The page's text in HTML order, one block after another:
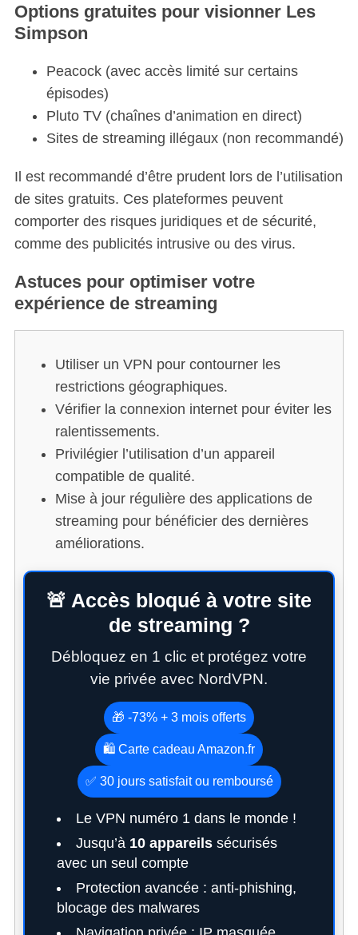
Options gratuites pour visionner Les
Simpson
Peacock (avec accès limité sur certains
épisodes)
Pluto TV (chaînes d’animation en direct)
Sites de streaming illégaux (non recommandé)
Il est recommandé d’être prudent lors de l’utilisation
de sites gratuits. Ces plateformes peuvent
comporter des risques juridiques et de sécurité,
comme des publicités intrusive ou des virus.
Astuces pour optimiser votre
expérience de streaming
Utiliser un VPN pour contourner les
restrictions géographiques.
Vérifier la connexion internet pour éviter les
ralentissements.
Privilégier l’utilisation d’un appareil
compatible de qualité.
Mise à jour régulière des applications de
streaming pour bénéficier des dernières
améliorations.
🚨 Accès bloqué à votre site
de streaming ?
Débloquez en 1 clic et protégez votre
vie privée avec NordVPN.
🎁 -73% + 3 mois offerts
🛍️ Carte cadeau Amazon.fr
✅ 30 jours satisfait ou remboursé
Le VPN numéro 1 dans le monde !
Jusqu’à 10 appareilssécurisés
avec un seul compte
Protection avancée : anti-phishing,
blocage des malwares